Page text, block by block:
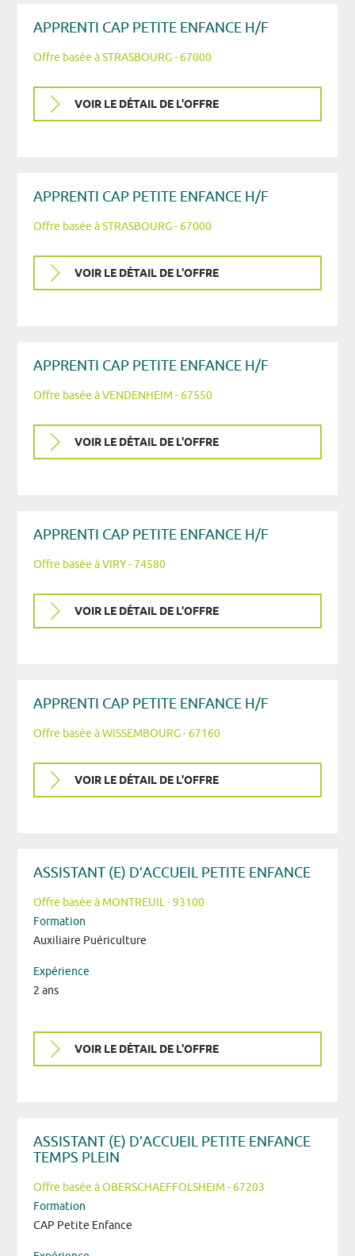
APPRENTI CAP PETITE ENFANCE H/F
Offre basée à STRASBOURG - 67000
VOIR LE DÉTAIL DE L'OFFRE
APPRENTI CAP PETITE ENFANCE H/F
Offre basée à STRASBOURG - 67000
VOIR LE DÉTAIL DE L'OFFRE
APPRENTI CAP PETITE ENFANCE H/F
Offre basée à VENDENHEIM - 67550
VOIR LE DÉTAIL DE L'OFFRE
APPRENTI CAP PETITE ENFANCE H/F
Offre basée à VIRY - 74580
VOIR LE DÉTAIL DE L'OFFRE
APPRENTI CAP PETITE ENFANCE H/F
Offre basée à WISSEMBOURG - 67160
VOIR LE DÉTAIL DE L'OFFRE
ASSISTANT (E) D’ACCUEIL PETITE ENFANCE
Offre basée à MONTREUIL - 93100
Formation
Auxiliaire Puériculture
Expérience
2 ans
VOIR LE DÉTAIL DE L'OFFRE
ASSISTANT (E) D’ACCUEIL PETITE ENFANCE
TEMPS PLEIN
Offre basée à OBERSCHAEFFOLSHEIM - 67203
Formation
CAP Petite Enfance